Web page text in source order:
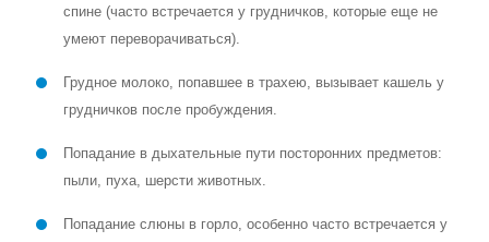
спине (часто встречается у грудничков, которые еще не
умеют переворачиваться).
Грудное молоко, попавшее в трахею, вызывает кашель у
грудничков после пробуждения.
Попадание в дыхательные пути посторонних предметов:
пыли, пуха, шерсти животных.
Попадание слюны в горло, особенно часто встречается у